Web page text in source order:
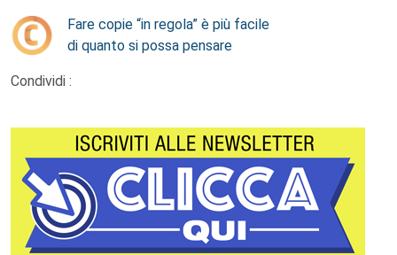
Fare copie “in regola” è più facile
di quanto si possa pensare
Condividi :